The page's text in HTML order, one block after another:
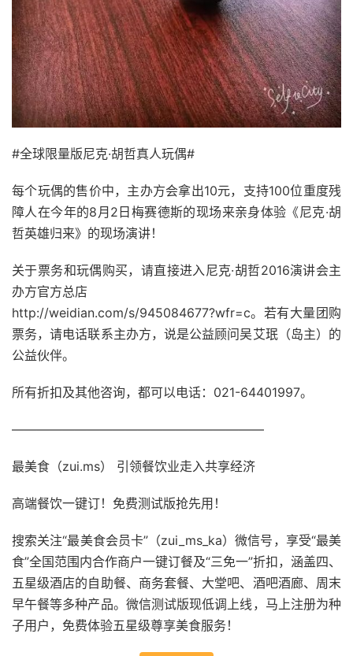
#全球限量版尼克·胡哲真人玩偶#
每个玩偶的售价中，主办方会拿出10元，支持100位重度残
障人在今年的8月2日梅赛德斯的现场来亲身体验《尼克·胡
哲英雄归来》的现场演讲！
关于票务和玩偶购买，请直接进入尼克·胡哲2016演讲会主
办方官方总店
http://weidian.com/s/945084677?wfr=c。若有大量团购
票务，请电话联系主办方，说是公益顾问吴艾珉（岛主）的
公益伙伴。
所有折扣及其他咨询，都可以电话：021-64401997。
————————————————————
最美食（zui.ms） 引领餐饮业走入共享经济
高端餐饮一键订！免费测试版抢先用！
搜索关注“最美食会员卡”（zui_ms_ka）微信号，享受“最美
食”全国范围内合作商户一键订餐及“三免一”折扣，涵盖四、
五星级酒店的自助餐、商务套餐、大堂吧、酒吧酒廊、周末
早午餐等多种产品。微信测试版现低调上线，马上注册为种
子用户，免费体验五星级尊享美食服务！